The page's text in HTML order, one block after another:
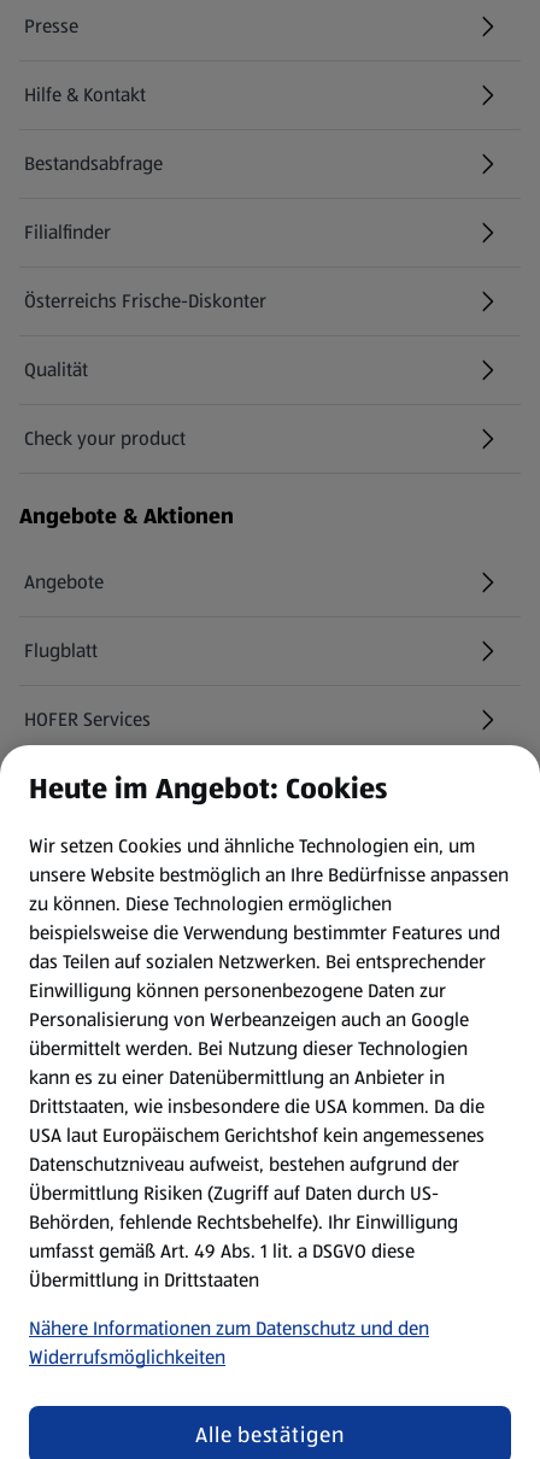
Presse
Hilfe & Kontakt
(öffnet in einem neuen Tab)
Bestandsabfrage
(öffnet in einem neuen Tab)
Filialfinder
Österreichs Frische-Diskonter
Qualität
Check your product
(öffnet in einem neuen Tab)
Angebote & Aktionen
Angebote
Flugblatt
HOFER Services
Newsletter
WhatsApp
Gewinnspiele
Mein HOFER. Meine Einkäufe.
Meine Meinung. Mein HOFER.
Gutscheingroßbestellung
(öffnet in einem neuen Tab)
Folge uns hier:
Jetzt die HOFER App downloaden
Heute im Angebot: Cookies
Wir setzen Cookies und ähnliche Technologien ein, um
unsere Website bestmöglich an Ihre Bedürfnisse anpassen
zu können. Diese Technologien ermöglichen
beispielsweise die Verwendung bestimmter Features und
das Teilen auf sozialen Netzwerken. Bei entsprechender
Einwilligung können personenbezogene Daten zur
Personalisierung von Werbeanzeigen auch an Google
übermittelt werden. Bei Nutzung dieser Technologien
kann es zu einer Datenübermittlung an Anbieter in
Drittstaaten, wie insbesondere die USA kommen. Da die
USA laut Europäischem Gerichtshof kein angemessenes
Datenschutzniveau aufweist, bestehen aufgrund der
Übermittlung Risiken (Zugriff auf Daten durch US-
Behörden, fehlende Rechtsbehelfe). Ihr Einwilligung
umfasst gemäß Art. 49 Abs. 1 lit. a DSGVO diese
Übermittlung in Drittstaaten
Nähere Informationen zum Datenschutz und den
Widerrufsmöglichkeiten
Alle bestätigen